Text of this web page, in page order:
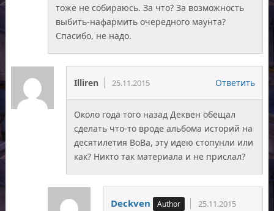
тоже не собираюсь. За что? За возможность
выбить-нафармить очередного маунта?
Спасибо, не надо.
Illiren 25.11.2015 Ответить
Около года того назад Деквен обещал
сделать что-то вроде альбома историй на
десятилетия ВоВа, эту идею стопунли или
как? Никто так материала и не прислал?
Deckven 25.11.2015